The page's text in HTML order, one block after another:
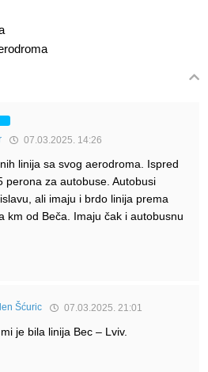
07.03.2025. 14:26
linija sa svog aerodroma. Ispred
perona za autobuse. Autobusi
ali imaju i brdo linija prema
km od Beča. Imaju čak i autobusnu
Šćuric 07.03.2025. 21:01
je bila linija Bec – Lviv.